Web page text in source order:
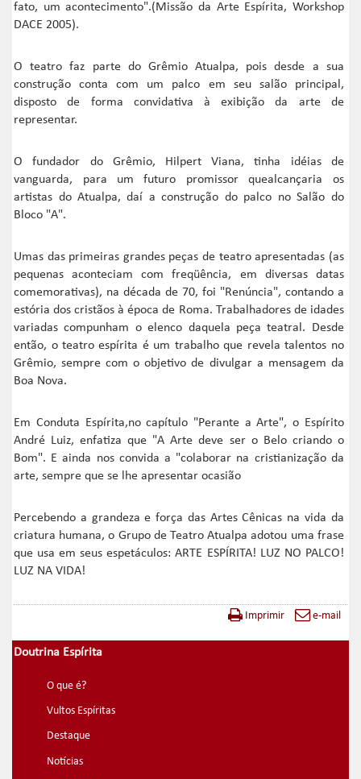
fato, um acontecimento".(Missão da Arte Espírita, Workshop
DACE 2005).
O teatro faz parte do Grêmio Atualpa, pois desde a sua
construção conta com um palco em seu salão principal,
disposto de forma convidativa à exibição da arte de
representar.
O fundador do Grêmio, Hilpert Viana, tinha idéias de
vanguarda, para um futuro promissor quealcançaria os
artistas do Atualpa, daí a construção do palco no Salão do
Bloco "A".
Umas das primeiras grandes peças de teatro apresentadas (as
pequenas aconteciam com freqüência, em diversas datas
comemorativas), na década de 70, foi "Renúncia", contando a
estória dos cristãos à época de Roma. Trabalhadores de idades
variadas compunham o elenco daquela peça teatral. Desde
então, o teatro espírita é um trabalho que revela talentos no
Grêmio, sempre com o objetivo de divulgar a mensagem da
Boa Nova.
Em Conduta Espírita,no capítulo "Perante a Arte", o Espírito
André Luiz, enfatiza que "A Arte deve ser o Belo criando o
Bom". E ainda nos convida a "colaborar na cristianização da
arte, sempre que se lhe apresentar ocasião
Percebendo a grandeza e força das Artes Cênicas na vida da
criatura humana, o Grupo de Teatro Atualpa adotou uma frase
que usa em seus espetáculos: ARTE ESPÍRITA! LUZ NO PALCO!
LUZ NA VIDA!
Imprimir e-mail
Doutrina Espírita
O que é?
Vultos Espíritas
Destaque
Notícias